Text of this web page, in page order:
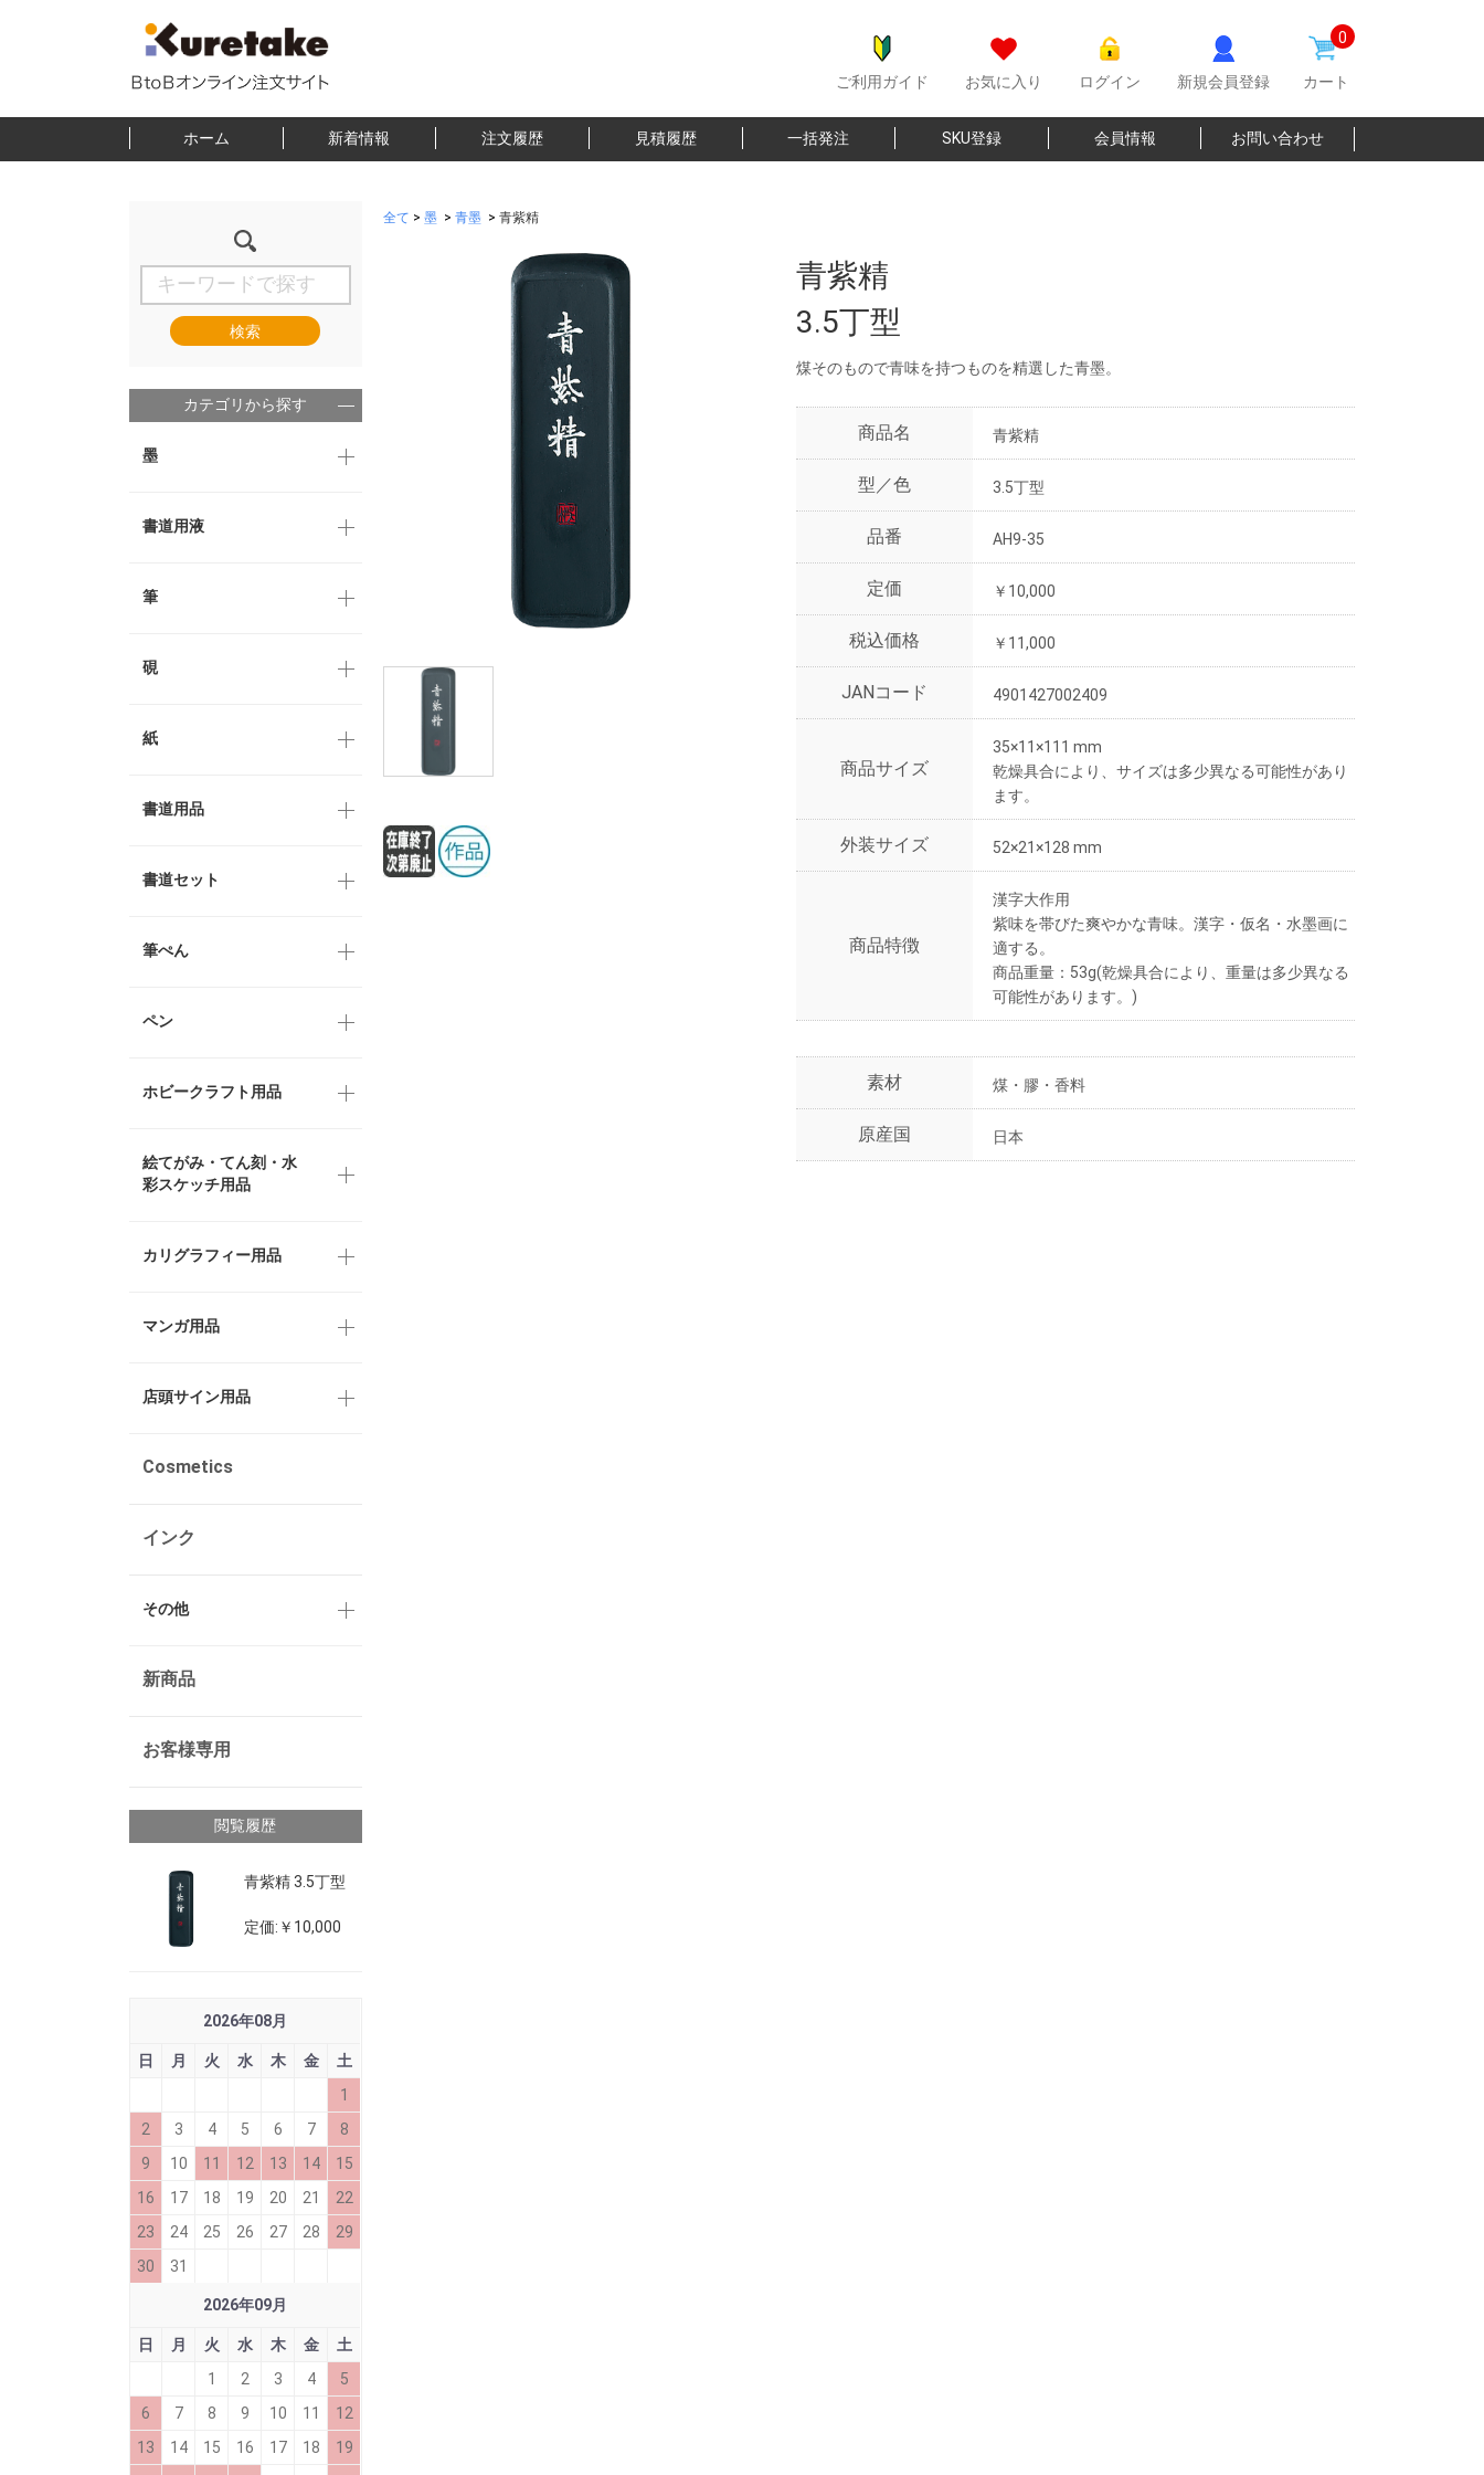
ご利用ガイド お気に入り ログイン 新規会員登録
0
カート
ホーム 新着情報 注文履歴 見積履歴 一括発注 SKU登録 会員情報 お問い合わせ
検索
カテゴリから探す
墨
書道用液
筆
硯
紙
書道用品
書道セット
筆ぺん
ペン
ホビークラフト用品
絵てがみ・てん刻・水
彩スケッチ用品
カリグラフィー用品
マンガ用品
店頭サイン用品
Cosmetics
インク
その他
新商品
お客様専用
閲覧履歴
青紫精 3.5丁型
定価:￥10,000
2026年08月
日 月 火 水 木 金
土
1
2
3 4 5 6 7
8
9
10 11 12 13 14
15
16
17 18 19 20 21
22
23
24 25 26 27 28
29
30
31
2026年09月
日 月 火 水 木 金
土
1
2 3 4
5
6
7 8 9 10 11
12
13
14 15 16 17 18
19
全て > 墨 > 青墨 > 青紫精
青紫精
3.5丁型
煤そのもので青味を持つものを精選した青墨。
商品名 青紫精
型／色 3.5丁型
品番 AH9-35
定価 ￥10,000
税込価格 ￥11,000
JANコード 4901427002409
商品サイズ
35×11×111 mm
乾燥具合により、サイズは多少異なる可能性があり
ます。
外装サイズ 52×21×128 mm
商品特徴
漢字大作用
紫味を帯びた爽やかな青味。漢字・仮名・水墨画に
適する。
商品重量：53g(乾燥具合により、重量は多少異なる
可能性があります。)
素材 煤・膠・香料
原産国 日本